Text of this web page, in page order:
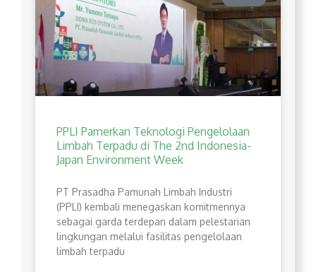
PPLI Pamerkan Teknologi Pengelolaan
Limbah Terpadu di The 2nd Indonesia-
Japan Environment Week
PT Prasadha Pamunah Limbah Industri
(PPLI) kembali menegaskan komitmennya
sebagai garda terdepan dalam pelestarian
lingkungan melalui fasilitas pengelolaan
limbah terpadu